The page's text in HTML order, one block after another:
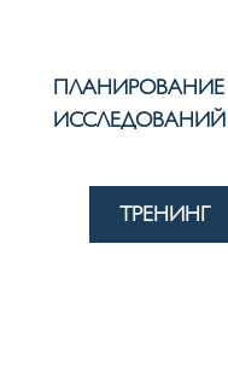
ТРЕНИНГ